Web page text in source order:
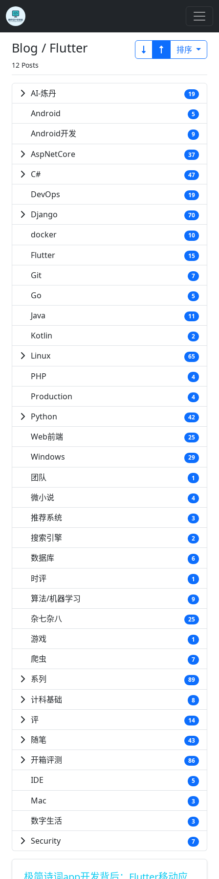
Blog / Flutter
12 Posts
排序
AI-炼丹 19
Android 5
Android开发 9
AspNetCore 37
C# 47
DevOps 19
Django 70
docker 10
Flutter 15
Git 7
Go 5
Java 11
Kotlin 2
Linux 65
PHP 4
Production 4
Python 42
Web前端 25
Windows 29
团队 1
微小说 4
推荐系统 3
搜索引擎 2
数据库 6
时评 1
算法/机器学习 9
杂七杂八 25
游戏 1
爬虫 7
系列 89
计科基础 8
评 14
随笔 43
开箱评测 86
IDE 5
Mac 3
数字生活 3
Security 7